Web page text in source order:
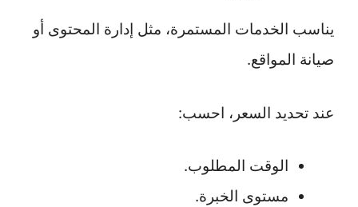
يناسب الخدمات المستمرة، مثل إدارة المحتوى أو
صيانة المواقع.
عند تحديد السعر، احسب:
الوقت المطلوب.
مستوى الخبرة.